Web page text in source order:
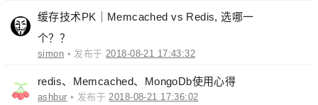
缓存技术PK｜Memcached vs Redis, 选哪一
个？？
simon • 发布于2018-08-21 17:43:32
redis、Memcached、MongoDb使用心得
ashbur • 发布于2018-08-21 17:36:02